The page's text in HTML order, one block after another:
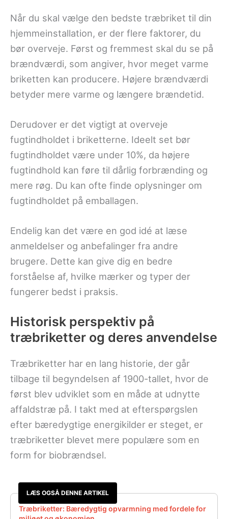
Når du skal vælge den bedste træbriket til din
hjemmeinstallation, er der flere faktorer, du
bør overveje. Først og fremmest skal du se på
brændværdi, som angiver, hvor meget varme
briketten kan producere. Højere brændværdi
betyder mere varme og længere brændetid.
Derudover er det vigtigt at overveje
fugtindholdet i briketterne. Ideelt set bør
fugtindholdet være under 10%, da højere
fugtindhold kan føre til dårlig forbrænding og
mere røg. Du kan ofte finde oplysninger om
fugtindholdet på emballagen.
Endelig kan det være en god idé at læse
anmeldelser og anbefalinger fra andre
brugere. Dette kan give dig en bedre
forståelse af, hvilke mærker og typer der
fungerer bedst i praksis.
Historisk perspektiv på
træbriketter og deres anvendelse
Træbriketter har en lang historie, der går
tilbage til begyndelsen af 1900-tallet, hvor de
først blev udviklet som en måde at udnytte
affaldstræ på. I takt med at efterspørgslen
efter bæredygtige energikilder er steget, er
træbriketter blevet mere populære som en
form for biobrændsel.
LÆS OGSÅ DENNE ARTIKEL
Træbriketter: Bæredygtig opvarmning med fordele for